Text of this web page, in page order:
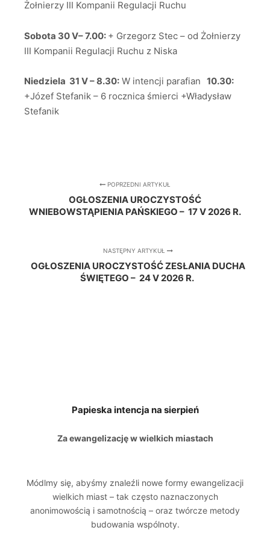
Żołnierzy III Kompanii Regulacji Ruchu
Sobota 30 V– 7.00: + Grzegorz Stec – od Żołnierzy
III Kompanii Regulacji Ruchu z Niska
Niedziela 31 V – 8.30: W intencji parafian 10.30:
+Józef Stefanik – 6 rocznica śmierci +Władysław
Stefanik
POPRZEDNI ARTYKUŁ
OGŁOSZENIA UROCZYSTOŚĆ
WNIEBOWSTĄPIENIA PAŃSKIEGO – 17 V 2026 R.
NASTĘPNY ARTYKUŁ
OGŁOSZENIA UROCZYSTOŚĆ ZESŁANIA DUCHA
ŚWIĘTEGO – 24 V 2026 R.
Papieska intencja na sierpień
Za ewangelizację w wielkich miastach
Módlmy się, abyśmy znaleźli nowe formy ewangelizacji
wielkich miast – tak często naznaczonych
anonimowością i samotnością – oraz twórcze metody
budowania wspólnoty.